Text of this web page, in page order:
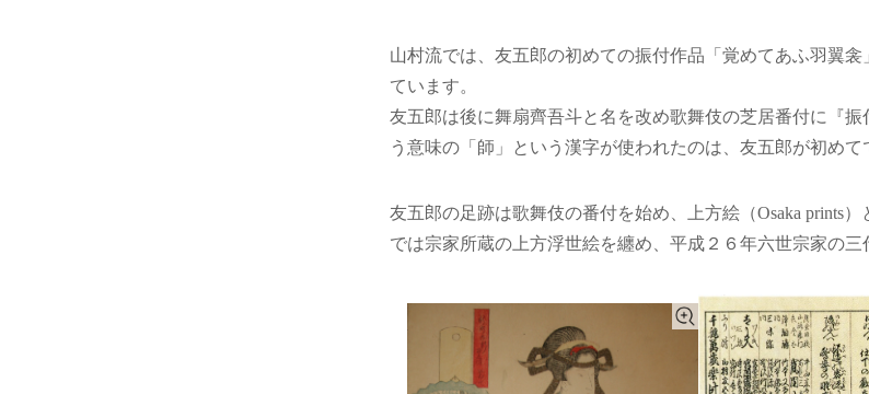
山村流では、友五郎の初めての振付作品「覚めてあふ羽翼
ています。
友五郎は後に舞扇齊吾斗と名を改め歌舞伎の芝居番付に『
う意味の「師」という漢字が使われたのは、友五郎が初めて
友五郎の足跡は歌舞伎の番付を始め、上方絵（Osaka prints
では宗家所蔵の上方浮世絵を纏め、平成２６年六世宗家の